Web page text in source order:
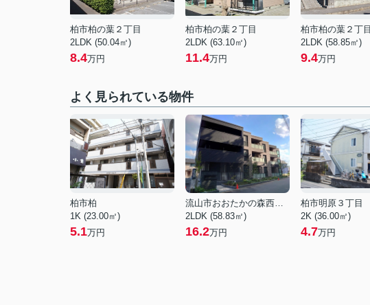
柏市柏の葉２丁目
2LDK (50.04㎡)
8.4万円
柏市柏の葉２丁目
2LDK (63.10㎡)
11.4万円
柏市柏の葉２丁目
2LDK (58.85㎡)
9.4万円
よく見られている物件
柏市柏
1K (23.00㎡)
5.1万円
流山市おおたかの森西２丁目
2LDK (58.83㎡)
16.2万円
柏市明原３丁目
2K (36.00㎡)
4.7万円